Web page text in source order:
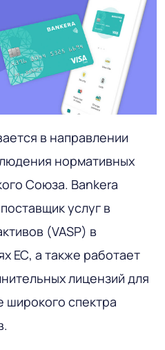
в направлении
нормативных
Союза. Bankera
услуг в
(VASP) в
ЕС, а также работает
лицензий для
широкого спектра